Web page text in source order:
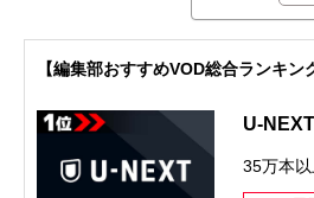
【編集部おすすめVOD総合ランキン
U-NEXT
35万本以